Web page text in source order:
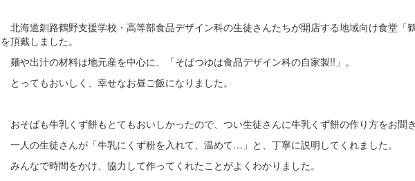
北海道釧路鶴野支援学校・高等部食品デザイン科の生徒さんたちが開店する地域向け食堂「
を頂戴しました。
麺や出汁の材料は地元産を中心に、「そばつゆは食品デザイン科の自家製!! 」。
とってもおいしく、幸せなお昼ご飯になりました。
おそばも牛乳くず餅もとてもおいしかったので、つい生徒さんに牛乳くず餅の作り方をお聞き
一人の生徒さんが「牛乳にくず粉を入れて、温めて… 」と、丁寧に説明してくれました。
みんなで時間をかけ、協力して作ってくれたことがよくわかりました。